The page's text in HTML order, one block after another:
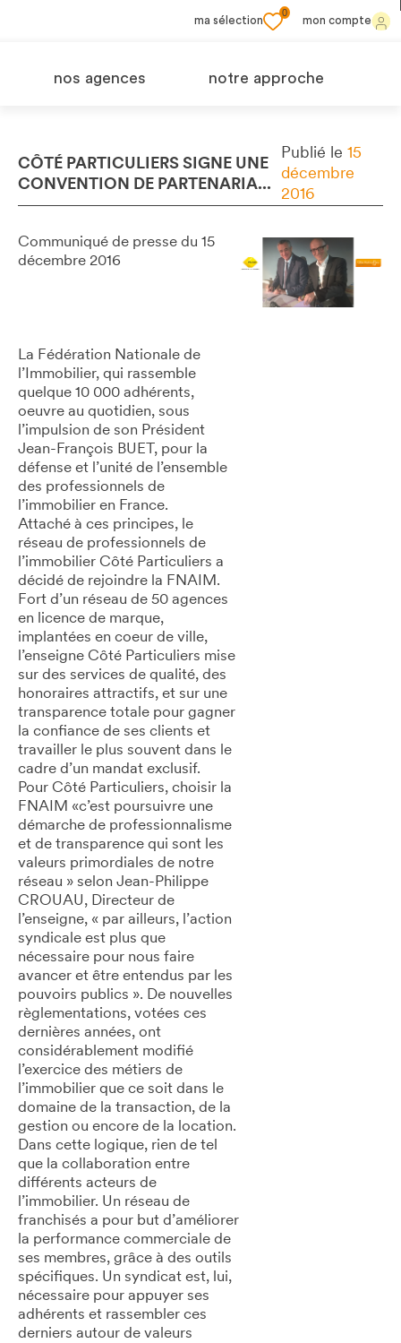
ma sélection
0
mon compte
nos agences notre approche
CÔTÉ PARTICULIERS SIGNE UNE
CONVENTION DE PARTENARIA...
Publié le 15
décembre
2016
Communiqué de presse du 15
décembre 2016
La Fédération Nationale de
l’Immobilier, qui rassemble
quelque 10 000 adhérents,
oeuvre au quotidien, sous
l’impulsion de son Président
Jean-François BUET, pour la
défense et l’unité de l’ensemble
des professionnels de
l’immobilier en France.
Attaché à ces principes, le
réseau de professionnels de
l’immobilier Côté Particuliers a
décidé de rejoindre la FNAIM.
Fort d’un réseau de 50 agences
en licence de marque,
implantées en coeur de ville,
l’enseigne Côté Particuliers mise
sur des services de qualité, des
honoraires attractifs, et sur une
transparence totale pour gagner
la confiance de ses clients et
travailler le plus souvent dans le
cadre d’un mandat exclusif.
Pour Côté Particuliers, choisir la
FNAIM «c’est poursuivre une
démarche de professionnalisme
et de transparence qui sont les
valeurs primordiales de notre
réseau » selon Jean-Philippe
CROUAU, Directeur de
l’enseigne, « par ailleurs, l’action
syndicale est plus que
nécessaire pour nous faire
avancer et être entendus par les
pouvoirs publics ». De nouvelles
règlementations, votées ces
dernières années, ont
considérablement modifié
l’exercice des métiers de
l’immobilier que ce soit dans le
domaine de la transaction, de la
gestion ou encore de la location.
Dans cette logique, rien de tel
que la collaboration entre
différents acteurs de
l’immobilier. Un réseau de
franchisés a pour but d’améliorer
la performance commerciale de
ses membres, grâce à des outils
spécifiques. Un syndicat est, lui,
nécessaire pour appuyer ses
adhérents et rassembler ces
derniers autour de valeurs